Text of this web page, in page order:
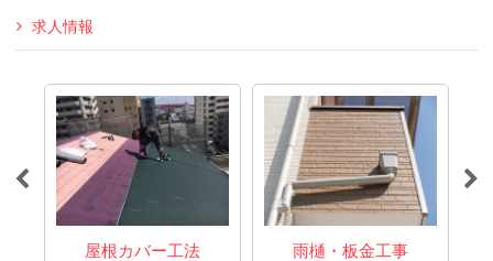
求人情報
屋根カバー工法 雨樋・板金工事